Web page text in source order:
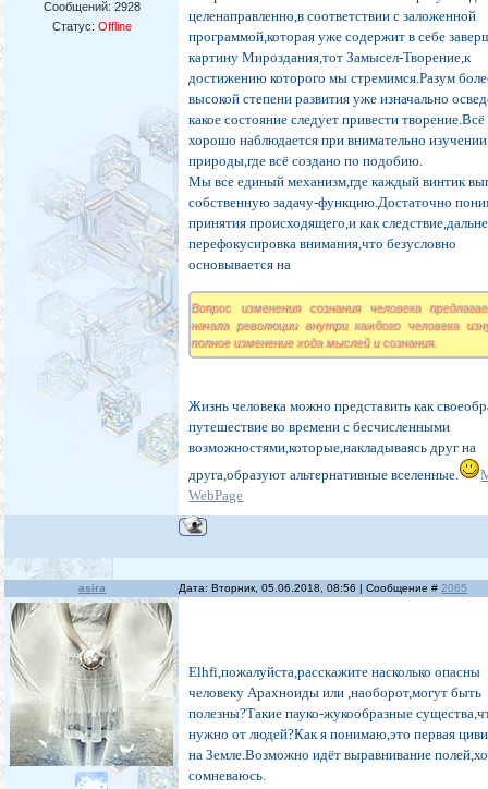
Сообщений: 2928
Статус: Offline
целенаправленно,в соответствии с заложенной
программой,которая уже содержит в себе
картину Мироздания,тот Замысел-Творение,к
достижению которого мы стремимся.Разум
высокой степени развития уже изначально
какое состояние следует привести творение.Всё
хорошо наблюдается при внимательно изучении
природы,где всё создано по подобию.
Мы все единый механизм,где каждый винтик
собственную задачу-функцию.Достаточно
принятия происходящего,и как
перефокусировка внимания,что безусловно
основывается на
Вопрос изменения сознания человека
начала революции внутри каждого человека
полное изменение хода мыслей и сознания.
Жизнь человека можно представить как
путешествие во времени с бесчисленными
возможностями,которые,накладываясь друг на
друга,образуют альтернативные вселенные.
WebPage
asira Дата: Вторник, 05.06.2018, 08:56 | Сообщение #2065
Elhfi,пожалуйста,расскажите насколько опасны
человеку Арахноиды или ,наоборот,могут быть
полезны?Такие пауко-жукообразные
нужно от людей?Как я понимаю,это первая
на Земле.Возможно идёт выравнивание
сомневаюсь.